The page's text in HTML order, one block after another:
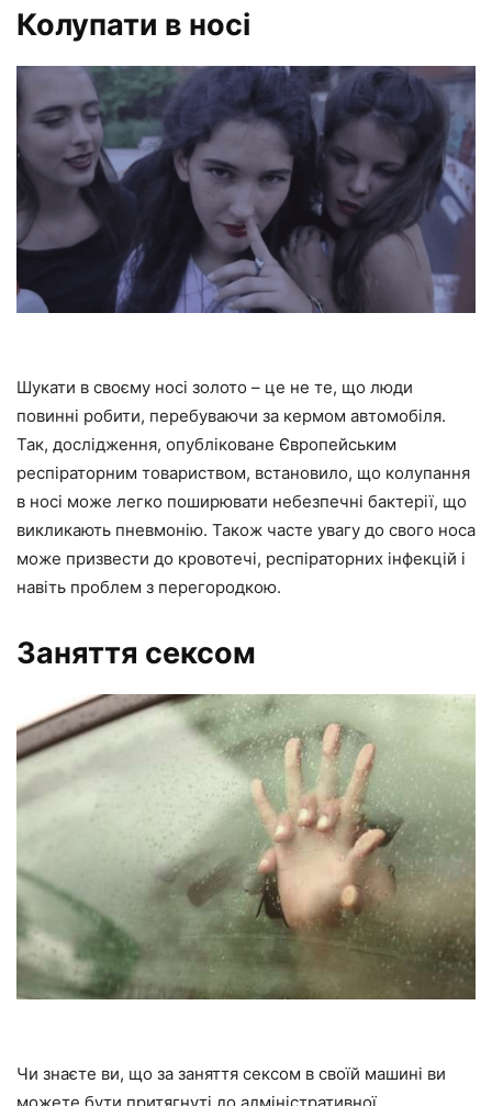
Колупати в носі
Шукати в своєму носі золото – це не те, що люди
повинні робити, перебуваючи за кермом автомобіля.
Так, дослідження, опубліковане Європейським
респіраторним товариством, встановило, що колупання
в носі може легко поширювати небезпечні бактерії, що
викликають пневмонію. Також часте увагу до свого носа
може призвести до кровотечі, респіраторних інфекцій і
навіть проблем з перегородкою.
Заняття сексом
Чи знаєте ви, що за заняття сексом в своїй машині ви
можете бути притягнуті до адміністративної